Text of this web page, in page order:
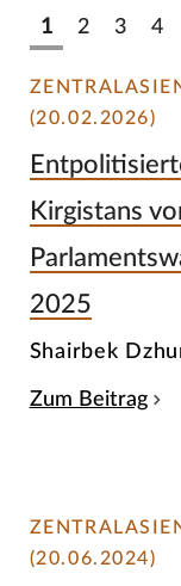
1 2 3 4
(20.02.2026)
Kirgistans
2025
Shairbek
Zum Beitrag
(20.06.2024)